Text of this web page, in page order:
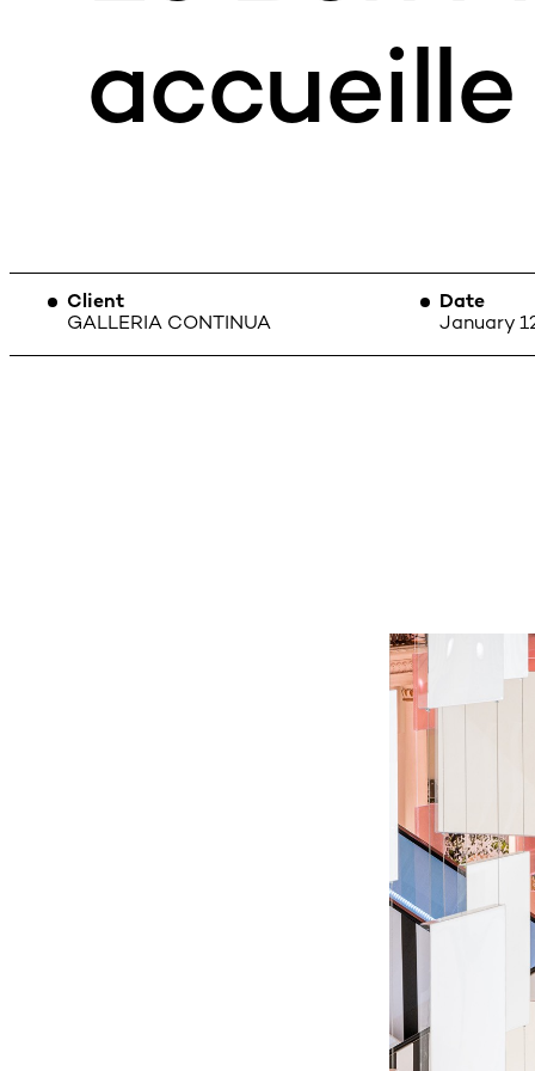
Client
GALLERIA CONTINUA
Date
January